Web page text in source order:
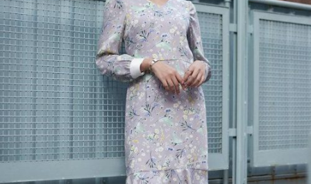
77-81 cm
32-33 inch
102-105 cm
42-43 inch
cm
82-86 cm
34-35 inch
107-110 cm
44-45 inch
ข้าสู่ระบบด้วย LINE
คลิกที่นี่เพื่อสมัครสมาชิก
Register
ข้าสู่ระบบด้วย LINE